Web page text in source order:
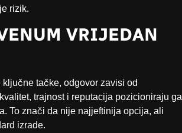
rizik.
VRIJEDAN
ključne tačke, odgovor zavisi od
trajnost i reputacija pozicioniraju ga
To znači da nije najjeftinija opcija, ali
izrade.